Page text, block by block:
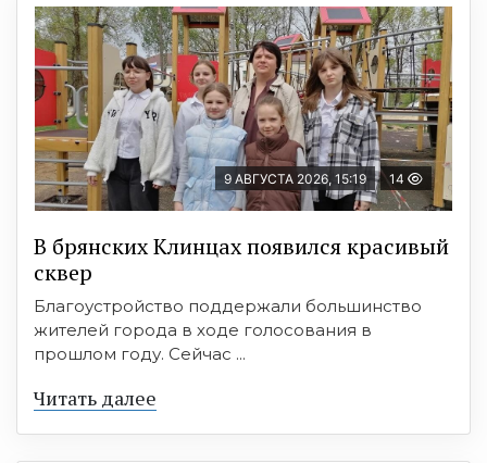
9 АВГУСТА 2026, 15:19 14
В брянских Клинцах появился красивый
сквер
Благоустройство поддержали большинство
жителей города в ходе голосования в
прошлом году. Сейчас ...
Читать далее